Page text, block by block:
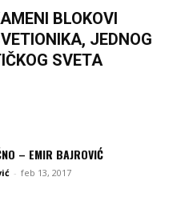
BLOKOVI
JEDNOG
SVETA
– EMIR BAJROVIĆ
- feb 13, 2017